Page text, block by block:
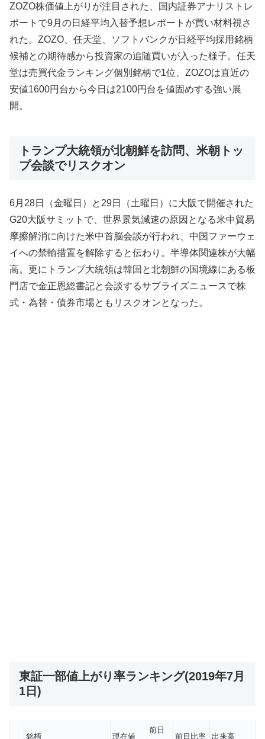
ZOZO株価値上がりが注目された、国内証券アナリストレ
ポートで9月の日経平均入替予想レポートが買い材料視さ
れた。ZOZO、任天堂、ソフトバンクが日経平均採用銘柄
候補との期待感から投資家の追随買いが入った様子。任天
堂は売買代金ランキング個別銘柄で1位、ZOZOは直近の
安値1600円台から今日は2100円台を値固めする強い展
開。
トランプ大統領が北朝鮮を訪問、米朝トッ
プ会談でリスクオン
6月28日（金曜日）と29日（土曜日）に大阪で開催された
G20大阪サミットで、世界景気減速の原因となる米中貿易
摩擦解消に向けた米中首脳会談が行われ、中国ファーウェ
イへの禁輸措置を解除すると伝わり。半導体関連株が大幅
高。更にトランプ大統領は韓国と北朝鮮の国境線にある板
門店で金正恩総書記と会談するサプライズニュースで株
式・為替・債券市場ともリスクオンとなった。
東証一部値上がり率ランキング(2019年7月
1日)
銘柄 現在値
前日
前日比率 出来高